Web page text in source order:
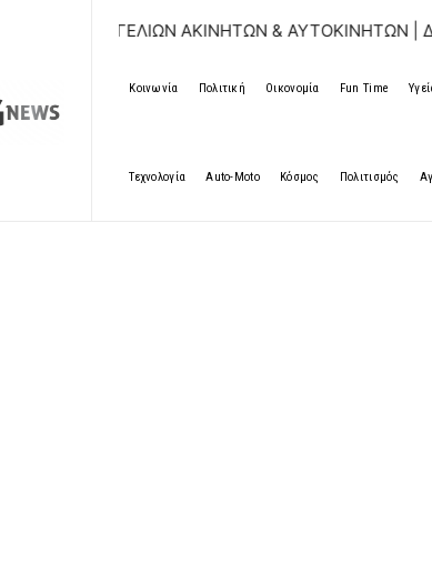
ΑΚΙΝΗΤΩΝ & ΑΥΤΟΚΙΝΗΤΩΝ | ΔΩΡΕΑΝ
Κοινωνία Πολιτική Οικονομία Fun Time
Τεχνολογία Auto-Moto Κόσμος Πολιτισμός